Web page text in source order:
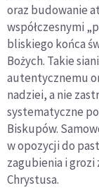
oraz budowanie
współczesnymi
bliskiego końca
Bożych. Takie
autentycznemu
nadziei, a nie
systematyczne
Biskupów.
w opozycji do
zagubienia i grozi
Chrystusa.